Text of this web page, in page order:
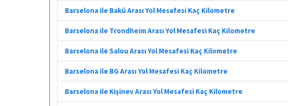
Barselona ile Bakü Arası Yol Mesafesi Kaç Kilometre
Barselona ile Trondheim Arası Yol Mesafesi Kaç Kilometre
Barselona ile Salou Arası Yol Mesafesi Kaç Kilometre
Barselona ile BG Arası Yol Mesafesi Kaç Kilometre
Barselona ile Kişinev Arası Yol Mesafesi Kaç Kilometre